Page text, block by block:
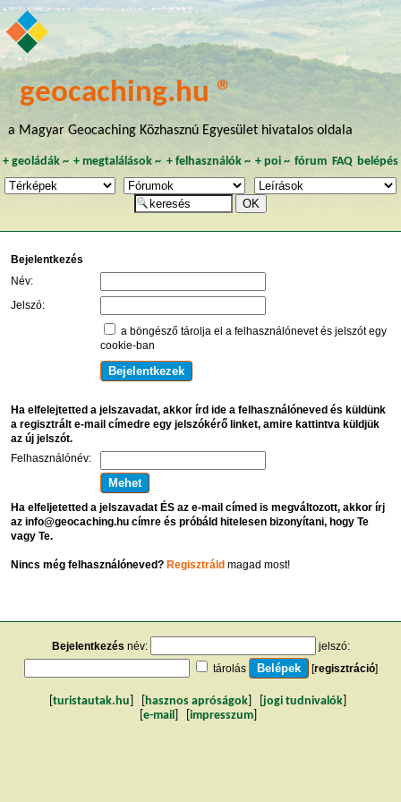
geocaching.hu ®
a Magyar Geocaching Közhasznú Egyesület hivatalos oldala
+ geoládák~ +megtalálások ~ + felhasználók~ + poi~ fórum FAQ belépés
Bejelentkezés
Név:
Jelszó:
a böngésző tárolja el a felhasználónevet és jelszót egy
cookie-ban
Ha elfelejtetted a jelszavadat, akkor írd ide a felhasználóneved és küldünk
a regisztrált e-mail címedre egy jelszókérő linket, amire kattintva küldjük
az új jelszót.
Felhasználónév:
Ha elfeljetetted a jelszavadat ÉS az e-mail címed is megváltozott, akkor írj
az info@geocaching.hu címre és próbáld hitelesen bizonyítani, hogy Te
vagy Te.
Nincs még felhasználóneved? Regisztráldmagad most!
Bejelentkezés név:
jelszó:
tárolás
[regisztráció]
turistautak.hu hasznos apróságok jogi tudnivalók
e-mail impresszum]